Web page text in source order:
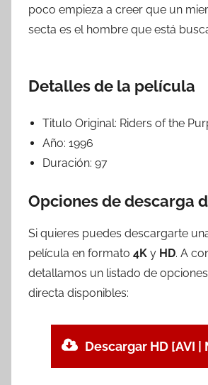
poco empieza a creer que un
secta es el hombre que está
Detalles de la película
Titulo Original: Riders of the
Año: 1996
Duración: 97
Opciones de descarga
Si quieres puedes descargarte
película en formato 4K y HD. A
detallamos un listado de
directa disponibles:
Descargar HD [AVI |